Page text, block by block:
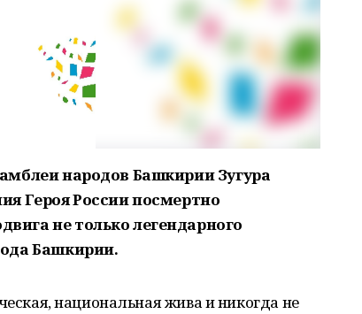
народов Башкирии Зугура
Героя России посмертно
не только легендарного
Башкирии.
национальная жива и никогда не